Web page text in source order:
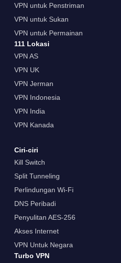
VPN untuk Penstriman
VPN untuk Sukan
VPN untuk Permainan
111 Lokasi
VPN AS
VPN UK
VPN Jerman
VPN Indonesia
VPN India
VPN Kanada
Ciri-ciri
Kill Switch
Split Tunneling
Perlindungan Wi-Fi
DNS Peribadi
Penyulitan AES-256
Akses Internet
VPN Untuk Negara
Turbo VPN